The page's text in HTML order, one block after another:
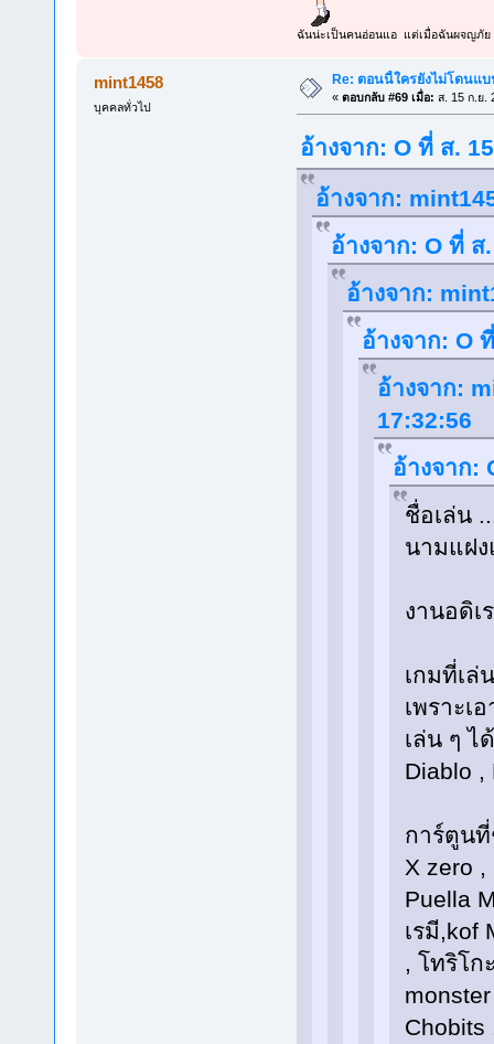
ฉันน่ะเป็นคนอ่อนแอ แต่เมื่อฉันผจญภัย
mint1458
บุคคลทั่วไป
Re: ตอนนี้ใครยังไม่โดนแบ
« ตอบกลับ #69 เมื่อ: ส. 15 ก.ย.
อ้างจาก: O ที่ ส.
อ้างจาก:
อ้างจาก: O ที่ ส
อ้างจาก:
อ้างจาก: O
อ้างจาก:
17:32:56
อ้างจาก:
ชื่อเล่น
นามแฝ
งานอดิเ
เกมที่เ
เพราะเ
เล่น ๆ
Diablo ,
การ์ตูน
X zero
Puella
เรมี,kof
, โทริโก
Chobits